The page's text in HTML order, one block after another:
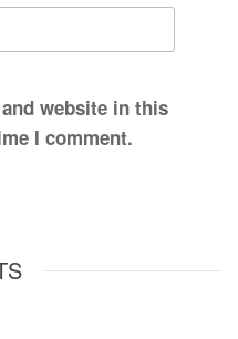
website in this
I comment.